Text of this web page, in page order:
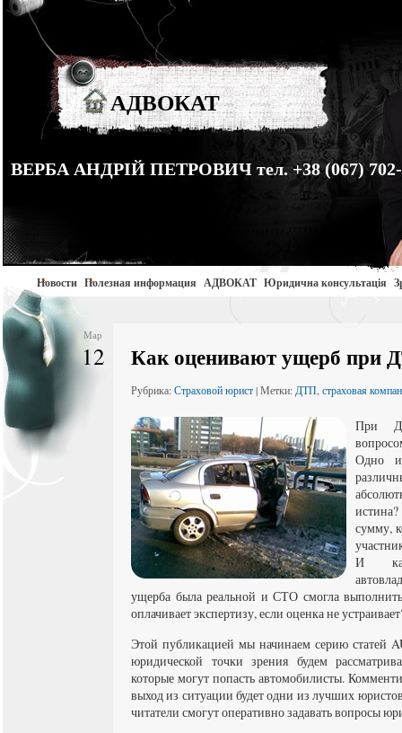
АДВОКАТ
ВЕРБА АНДРІЙ ПЕТРОВИЧ тел. +38 (067) 702-
Новости Полезная информация АДВОКАТ Юридична консультація
Мар
12 Как оценивают ущерб при
Рубрика: Страховой юрист| Метки: ДТП страховая
При
Одно
сумму,
И
ущерба была реальной и СТО смогла
оплачивает экспертизу, если оценка не
Этой публикацией мы начинаем серию статей
юридической точки зрения будем
которые могут попасть автомобилисты.
выход из ситуации будет одни из лучших
читатели смогут оперативно задавать вопросы